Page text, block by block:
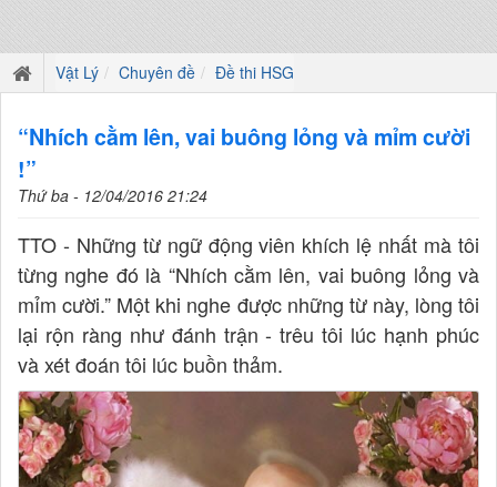
Vật Lý Chuyên đề Đề thi HSG
“Nhích cằm lên, vai buông lỏng và mỉm cười
!”
Thứ ba - 12/04/2016 21:24
TTO - Những từ ngữ động viên khích lệ nhất mà tôi
từng nghe đó là “Nhích cằm lên, vai buông lỏng và
mỉm cười.” Một khi nghe được những từ này, lòng tôi
lại rộn ràng như đánh trận - trêu tôi lúc hạnh phúc
và xét đoán tôi lúc buồn thảm.